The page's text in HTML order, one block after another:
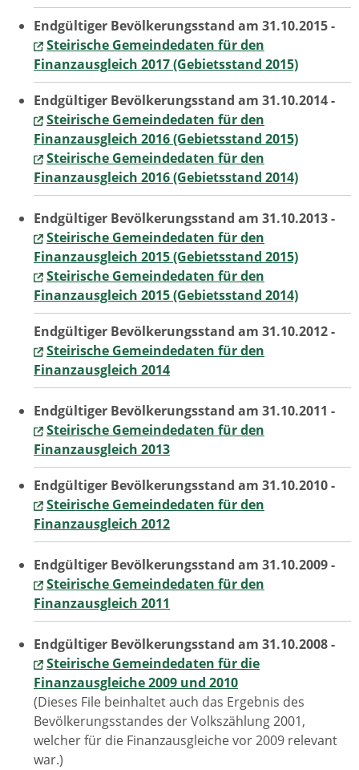
Endgültiger Bevölkerungsstand am 31.10.2015 -
Steirische Gemeindedaten für den
Finanzausgleich 2017 (Gebietsstand 2015)
Endgültiger Bevölkerungsstand am 31.10.2014 -
Steirische Gemeindedaten für den
Finanzausgleich 2016 (Gebietsstand 2015)
Steirische Gemeindedaten für den
Finanzausgleich 2016 (Gebietsstand 2014)
Endgültiger Bevölkerungsstand am 31.10.2013 -
Steirische Gemeindedaten für den
Finanzausgleich 2015 (Gebietsstand 2015)
Steirische Gemeindedaten für den
Finanzausgleich 2015 (Gebietsstand 2014)
Endgültiger Bevölkerungsstand am 31.10.2012 -
Steirische Gemeindedaten für den
Finanzausgleich 2014
Endgültiger Bevölkerungsstand am 31.10.2011 -
Steirische Gemeindedaten für den
Finanzausgleich 2013
Endgültiger Bevölkerungsstand am 31.10.2010 -
Steirische Gemeindedaten für den
Finanzausgleich 2012
Endgültiger Bevölkerungsstand am 31.10.2009 -
Steirische Gemeindedaten für den
Finanzausgleich 2011
Endgültiger Bevölkerungsstand am 31.10.2008 -
Steirische Gemeindedaten für die
Finanzausgleiche 2009 und 2010
(Dieses File beinhaltet auch das Ergebnis des
Bevölkerungsstandes der Volkszählung 2001,
welcher für die Finanzausgleiche vor 2009 relevant
war.)